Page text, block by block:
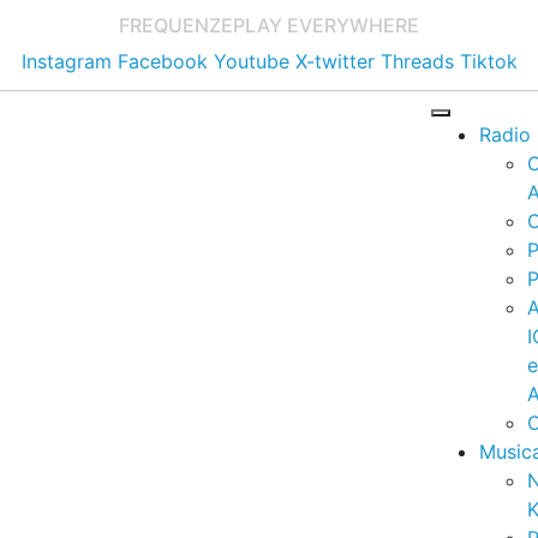
FREQUENZEPLAY EVERYWHERE
Instagram Facebook Youtube X-twitter Threads Tiktok
Radio
e